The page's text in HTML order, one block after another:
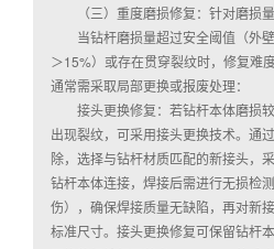
（三）重度磨损修复：针对磨损
当钻杆磨损量超过安全阈值（外
＞15%）或存在贯穿裂纹时，修复难
通常需采取局部更换或报废处理：
接头更换修复：若钻杆本体磨损
出现裂纹，可采用接头更换技术。通
除，选择与钻杆材质匹配的新接头，
钻杆本体连接，焊接后需进行无损检
伤），确保焊接质量无缺陷，再对新
标准尺寸。接头更换修复可保留钻杆